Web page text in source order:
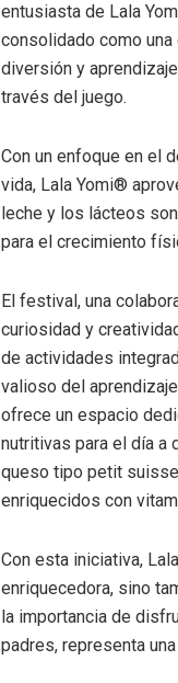
entusiasta de Lala
consolidado como
diversión y
través del juego.
Con un enfoque en el
vida, Lala Yomi®
leche y los lácteos
para el crecimiento
El festival, una
curiosidad y
de actividades
valioso del
ofrece un espacio
nutritivas para el día a
queso tipo petit
enriquecidos con
Con esta iniciativa,
enriquecedora, sino
la importancia de
padres, representa